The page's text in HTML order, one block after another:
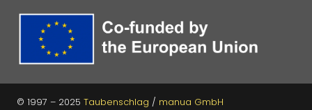
© 1997 – 2025 Taubenschlag / manua GmbH